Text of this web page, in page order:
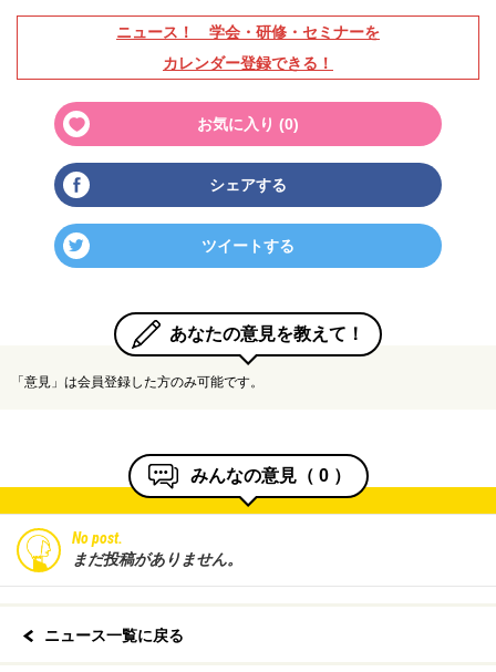
ニュース！ 学会・研修・セミナーを
カレンダー登録できる！
お気に入り (0)
シェアする
ツイートする
あなたの意見を教えて！
「意見」は会員登録した方のみ可能です。
みんなの意見（ 0 ）
No post.
まだ投稿がありません。
ニュース一覧に戻る